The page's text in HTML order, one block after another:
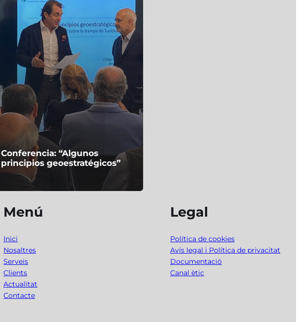
Conferencia: “Algunos
principios geoestratégicos”
Menú
Inici
Nosaltres
Serveis
Clients
Actualitat
Contacte
Legal
Política de cookies
Avís legal i Política de privacitat
Documentació
Canal ètic